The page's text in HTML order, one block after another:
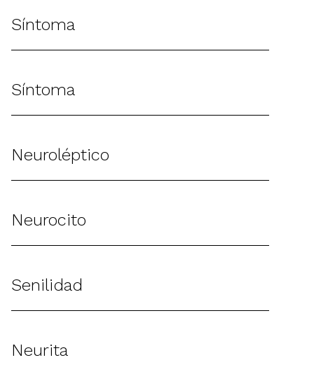
Síntoma
Síntoma
Neuroléptico
Neurocito
Senilidad
Neurita